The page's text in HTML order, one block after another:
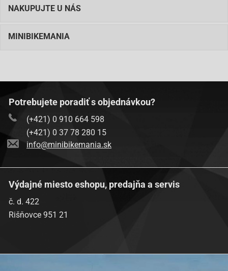
Baotian BT49QT-9F3-Eagle
Baotian-BT49QT-9S3
Baotian BT50QT-11-Retro
Baotian BT50QT-9-Ecobike
Benzhou-City Star (YY50QT)
Benzhou-Formula 2000 (YY50QT-6A)
Benzhou-Formula One (YY50QT-6)
Benzhou-Retro Star (YY50QT-15)
Benzhou-YY50QT-14
Benzhou-YY50QT-26
Dazon Diamondback 50-4T
NAKUPUJTE U NÁS
MINIBIKEMANIA
Potrebujete poradiť s objednávkou?
(+421) 0 910 664 598
(+421) 0 37 78 280 15
info@minibikemania.sk
Výdajné miesto eshopu, predajňa a servis
č. d. 422
Rišňovce 951 21